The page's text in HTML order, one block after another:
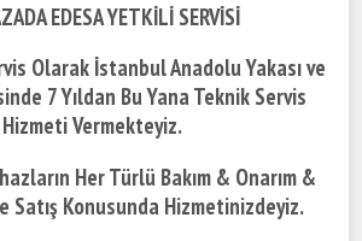
EDESA YETKİLİ SERVİSİ
Olarak İstanbul Anadolu Yakası ve
7 Yıldan Bu Yana Teknik Servis
Hizmeti Vermekteyiz.
Her Türlü Bakım & Onarım &
Satış Konusunda Hizmetinizdeyiz.